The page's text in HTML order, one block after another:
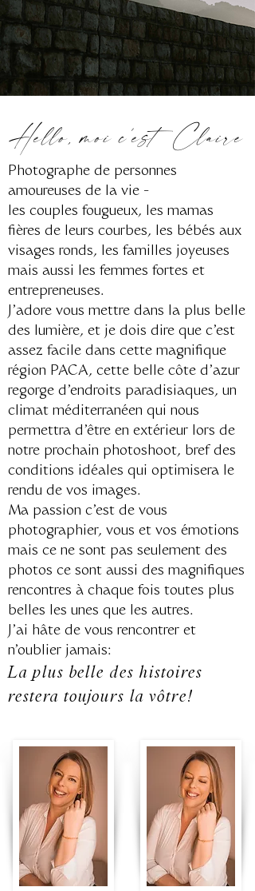
Hello, moi c'est Claire
Photographe de personnes
amoureuses de la vie -
les couples fougueux, les mamas
fières de leurs courbes, les bébés aux
visages ronds, les familles joyeuses
mais aussi les femmes fortes et
entrepreneuses.
J'adore vous mettre dans la plus belle
des lumière, et je dois dire que c'est
assez facile dans cette magnifique
région PACA, cette belle côte d'azur
regorge d'endroits paradisiaques, un
climat méditerranéen qui nous
permettra d'être en extérieur lors de
notre prochain photoshoot, bref des
conditions idéales qui optimisera le
rendu de vos images.
Ma passion c'est de vous
photographier, vous et vos émotions
mais ce ne sont pas seulement des
photos ce sont aussi des magnifiques
rencontres à chaque fois toutes plus
belles les unes que les autres.
J'ai hâte de vous rencontrer et
n'oublier jamais:
La plus belle des histoires
restera toujours la vôtre!
777